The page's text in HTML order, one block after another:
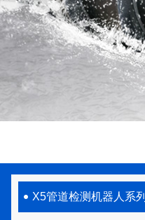
X5管道检测机器人系列